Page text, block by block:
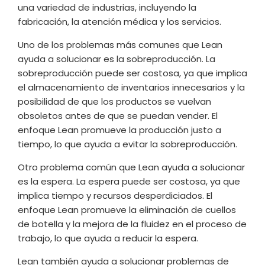
una variedad de industrias, incluyendo la
fabricación, la atención médica y los servicios.
Uno de los problemas más comunes que Lean
ayuda a solucionar es la sobreproducción. La
sobreproducción puede ser costosa, ya que implica
el almacenamiento de inventarios innecesarios y la
posibilidad de que los productos se vuelvan
obsoletos antes de que se puedan vender. El
enfoque Lean promueve la producción justo a
tiempo, lo que ayuda a evitar la sobreproducción.
Otro problema común que Lean ayuda a solucionar
es la espera. La espera puede ser costosa, ya que
implica tiempo y recursos desperdiciados. El
enfoque Lean promueve la eliminación de cuellos
de botella y la mejora de la fluidez en el proceso de
trabajo, lo que ayuda a reducir la espera.
Lean también ayuda a solucionar problemas de